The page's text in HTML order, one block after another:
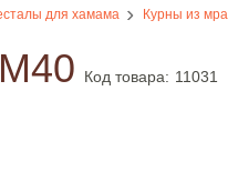
для хамама Курны из
Код товара: 11031